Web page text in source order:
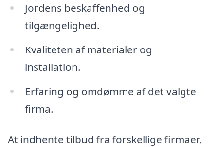
Jordens beskaffenhed og
tilgængelighed.
Kvaliteten af materialer og
installation.
Erfaring og omdømme af det valgte
firma.
At indhente tilbud fra forskellige firmaer,